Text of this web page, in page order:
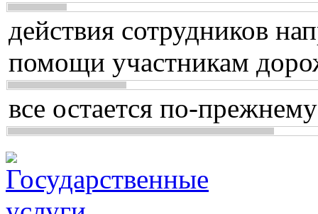
действия сотрудников
помощи участникам
все остается по-